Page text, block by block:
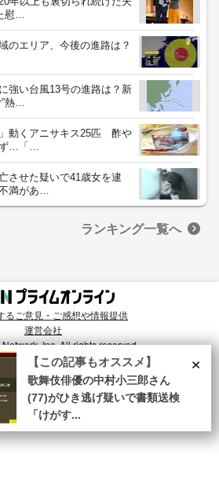
慰…
のエリア、今後の進路は？
強い台風13号の進路は？新
”熱…
」動くアニサキス25匹 酢や
ず…「…
させた疑いで41歳女を逮
満があ…
ランキング一覧へ
るご意見・ご感想や情報提供
運営会社
Inc. All rights reserved.
・興味・関⼼に合致したコンテンツや広告配信を提供する
。詳細は、
プライバシーポリシー をご確認ください。×
【この記事もオススメ】
歌舞伎俳優の中村小三郎さん
(77)がひき逃げ疑いで書類送検
「けがす...